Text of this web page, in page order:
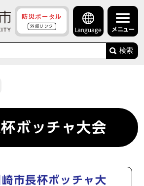
防災ポータル
外部リンク
Language メニュー
検索
ボッチャ大会
崎市長杯ボッチャ大